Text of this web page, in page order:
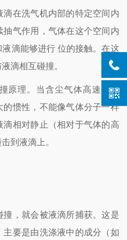
在洗气机内部的特定空间内
气作用，气体在这个空间内
滴能够进行 位的接触。在这
滴相互碰撞。
原理。当含尘气体高速流动
惯性，不能像气体分子一样
相对静止（相对于气体的高
到液滴上。
，就会被液滴所捕获。这是
要是由洗涤液中的成分（如